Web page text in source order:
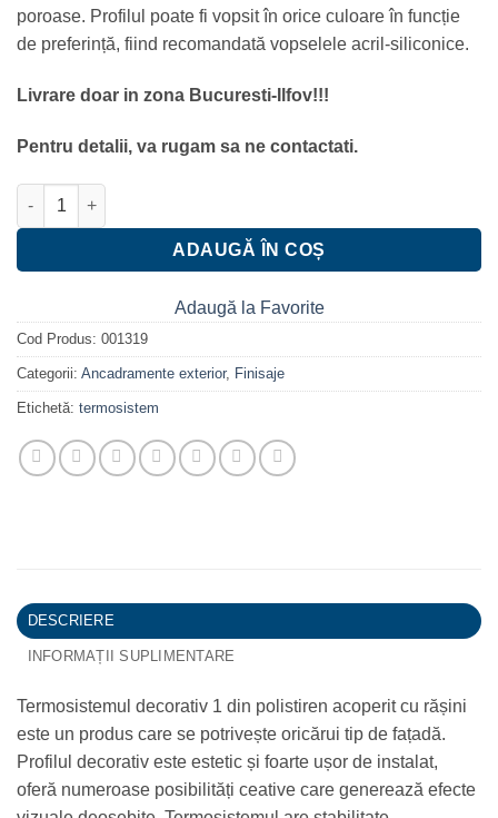
poroase. Profilul poate fi vopsit în orice culoare în funcție
de preferință, fiind recomandată vopselele acril-siliconice.
Livrare doar in zona Bucuresti-Ilfov!!!
Pentru detalii, va rugam sa ne contactati.
Cantitate Termosistem decorativ pentru exterior 1-4 cm
ADAUGĂ ÎN COȘ
Adaugă la Favorite
Cod Produs: 001319
Categorii: Ancadramente exterior, Finisaje
Etichetă: termosistem
DESCRIERE
INFORMAȚII SUPLIMENTARE
Termosistemul decorativ 1 din polistiren acoperit cu rășini
este un produs care se potrivește oricărui tip de fațadă.
Profilul decorativ este estetic și foarte ușor de instalat,
oferă numeroase posibilități ceative care generează efecte